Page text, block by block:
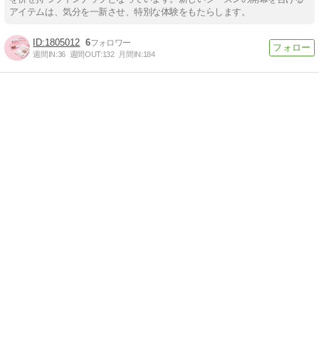
アイテムは、気分を一新させ、特別な体験をもたらします。
1805012 6
週間IN:36 週間OUT:132 月間IN:184